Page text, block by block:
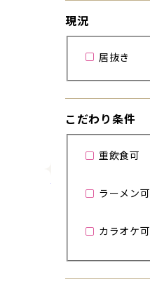
現況
居抜き
こだわり条件
重飲食可
ラーメン可
カラオケ可